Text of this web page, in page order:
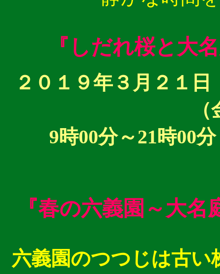
『しだれ桜と大
２０１９年３月２１
9時00分～21時00
『春の六義園～大
六義園のつつじは古